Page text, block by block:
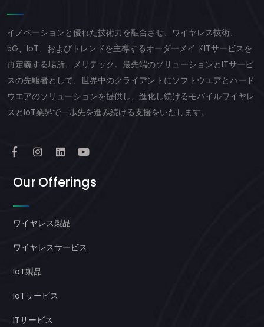
イノベーションと優れた技術力を融合させ、ワイヤレス技術、
5G、IoT、およびトレンドを主導するオーダーメイドITサービスを
再定義する場所、メリテック。最先端のソリューションとITサービ
スの先駆者として、世界中のクライアントにソフトウエアとハード
ウエアのソリューションを提供し、進化し続けるモバイルワイヤレ
スとIoT業界で一歩先を進み続ける支援をいたします。
Our Offerings
ワイヤレス製品
ワイヤレスサービス
IoT製品
IoTサービス
ITサービス